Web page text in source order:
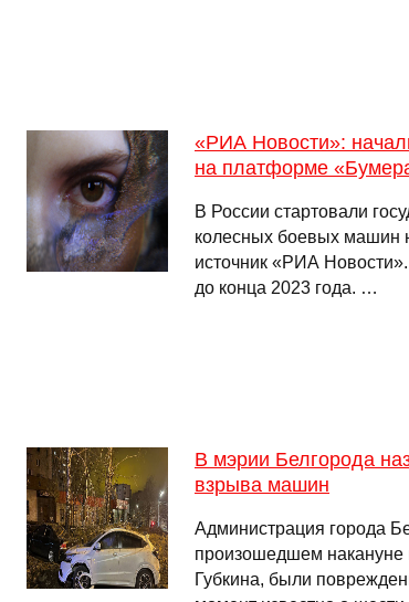
«РИА Новости»:
на платформе
В России стартовали
колесных боевых машин
источник «РИА
до конца 2023 года. …
В мэрии Белгорода
взрыва машин
Администрация города
произошедшем накануне
Губкина, были